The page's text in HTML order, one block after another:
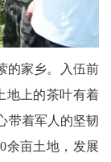
家乡。入伍前
地上的茶叶有着
带着军人的坚韧
余亩土地，发展